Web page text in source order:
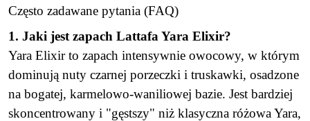
Często zadawane pytania (FAQ)
1. Jaki jest zapach Lattafa Yara Elixir?
Yara Elixir to zapach intensywnie owocowy, w którym
dominują nuty czarnej porzeczki i truskawki, osadzone
na bogatej, karmelowo-waniliowej bazie. Jest bardziej
skoncentrowany i "gęstszy" niż klasyczna różowa Yara,